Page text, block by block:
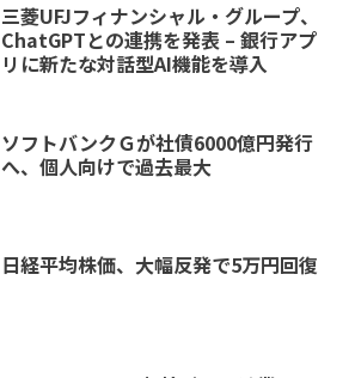
三菱UFJフィナンシャル・グループ、
ChatGPTとの連携を発表 – 銀行アプ
リに新たな対話型AI機能を導入
ソフトバンクＧが社債6000億円発行
へ、個人向けで過去最大
日経平均株価、大幅反発で5万円回復